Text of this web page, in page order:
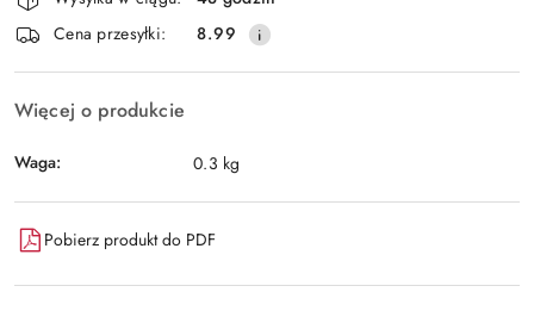
dostawaCena przesyłki:
8.99
Więcej o produkcie
Waga: 0.3 kg
Pobierz produkt do PDF